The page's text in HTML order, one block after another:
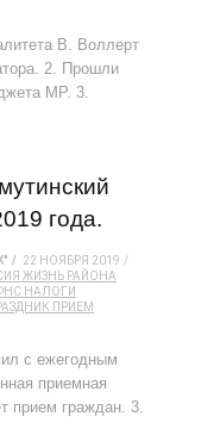
В. Воллерт
2. Прошли
МР. 3.
года.
22 НОЯБРЯ 2019
ЖИЗНЬ РАЙОНА
НАЛОГИ
ПРИЕМ
с ежегодным
приемная
прием граждан. 3.